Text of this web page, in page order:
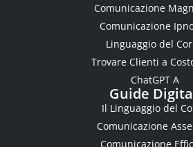
Comunicazione
Comunicazione
Linguaggio del
Trovare Clienti a
ChatGPT A
Guide
Il Linguaggio del
Comunicazione
Comunicazione